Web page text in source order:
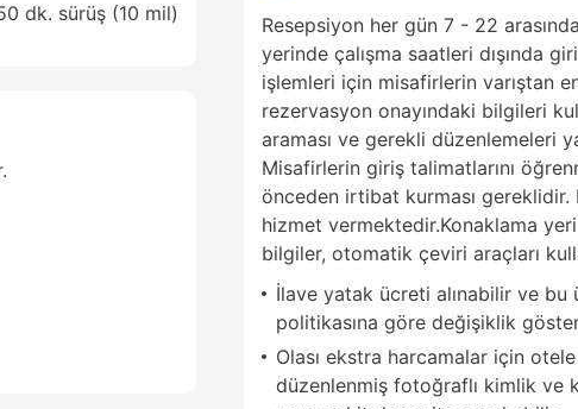
dk. sürüş (10 mil)
Resepsiyon her gün 7 - 22
yerinde çalışma saatleri dışında
işlemleri için misafirlerin varıştan
rezervasyon onayındaki bilgileri
araması ve gerekli düzenlemeleri
Misafirlerin giriş talimatlarını
önceden irtibat kurması gereklidir.
hizmet vermektedir.Konaklama
bilgiler, otomatik çeviri araçları
İlave yatak ücreti alınabilir ve bu
politikasına göre değişiklik
Olası ekstra harcamalar için
düzenlenmiş fotoğraflı kimlik ve